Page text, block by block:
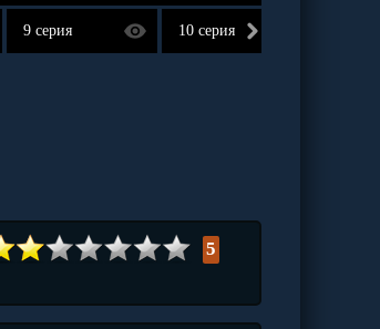
9 серия 10 серия
5